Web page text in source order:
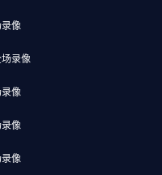
录像
场录像
录像
录像
录像